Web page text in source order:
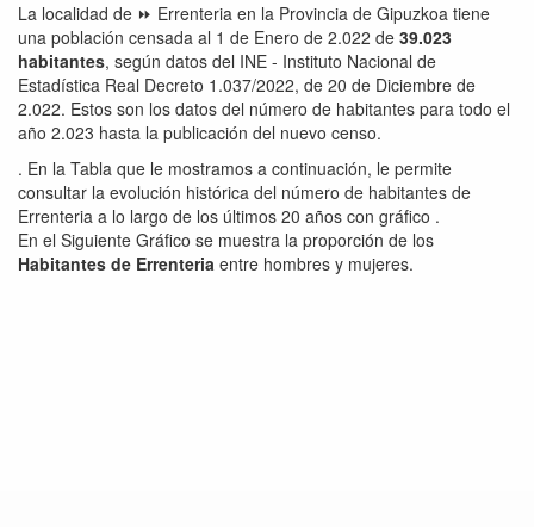
La localidad de ⏩ Errenteria en la Provincia de Gipuzkoa tiene
una población censada al 1 de Enero de 2.022 de 39.023
habitantes, según datos del INE - Instituto Nacional de
Estadística Real Decreto 1.037/2022, de 20 de Diciembre de
2.022. Estos son los datos del número de habitantes para todo el
año 2.023 hasta la publicación del nuevo censo.
. En la Tabla que le mostramos a continuación, le permite
consultar la evolución histórica del número de habitantes de
Errenteria a lo largo de los últimos 20 años con gráfico .
En el Siguiente Gráfico se muestra la proporción de los
Habitantes de Errenteria entre hombres y mujeres.